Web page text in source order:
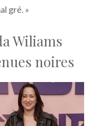
gré. »
Wiliams
noires